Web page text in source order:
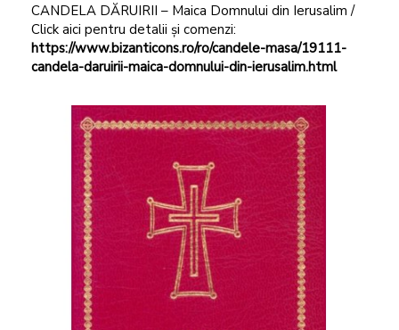
CANDELA DĂRUIRII – Maica Domnului din Ierusalim /
Click aici pentru detalii și comenzi:
https://www.bizanticons.ro/ro/candele-masa/19111-
candela-daruirii-maica-domnului-din-ierusalim.html